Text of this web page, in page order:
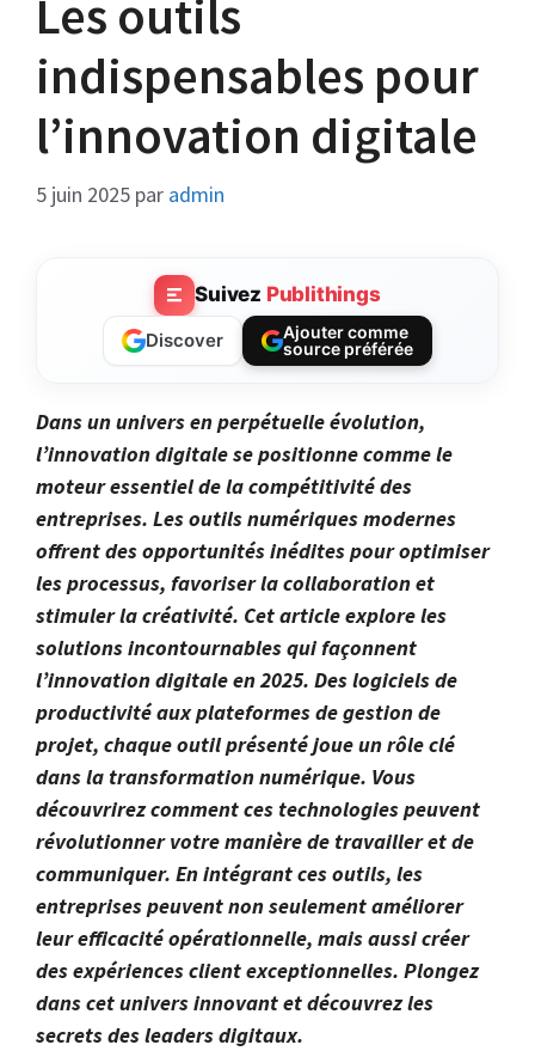
Les outils
indispensables pour
l’innovation digitale
5 juin 2025 par admin
Suivez Publithings
Discover
Ajouter comme
source préférée
Dans un univers en perpétuelle évolution,
l’innovation digitale se positionne comme le
moteur essentiel de la compétitivité des
entreprises. Les outils numériques modernes
offrent des opportunités inédites pour optimiser
les processus, favoriser la collaboration et
stimuler la créativité. Cet article explore les
solutions incontournables qui façonnent
l’innovation digitale en 2025. Des logiciels de
productivité aux plateformes de gestion de
projet, chaque outil présenté joue un rôle clé
dans la transformation numérique. Vous
découvrirez comment ces technologies peuvent
révolutionner votre manière de travailler et de
communiquer. En intégrant ces outils, les
entreprises peuvent non seulement améliorer
leur efficacité opérationnelle, mais aussi créer
des expériences client exceptionnelles. Plongez
dans cet univers innovant et découvrez les
secrets des leaders digitaux.